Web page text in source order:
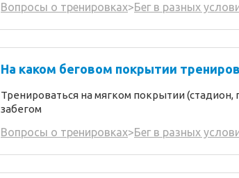
Вопросы о тренировках>Бег в разных
На каком беговом покрытии
Тренироваться на мягком покрытии
забегом
Вопросы о тренировках>Бег в разных